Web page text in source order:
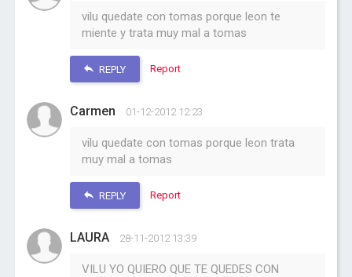
vilu quedate con tomas porque leon te
miente y trata muy mal a tomas
REPLY Report
Carmen 01-12-2012 12:23
vilu quedate con tomas porque leon trata
muy mal a tomas
REPLY Report
LAURA 28-11-2012 13:39
VILU YO QUIERO QUE TE QUEDES CON